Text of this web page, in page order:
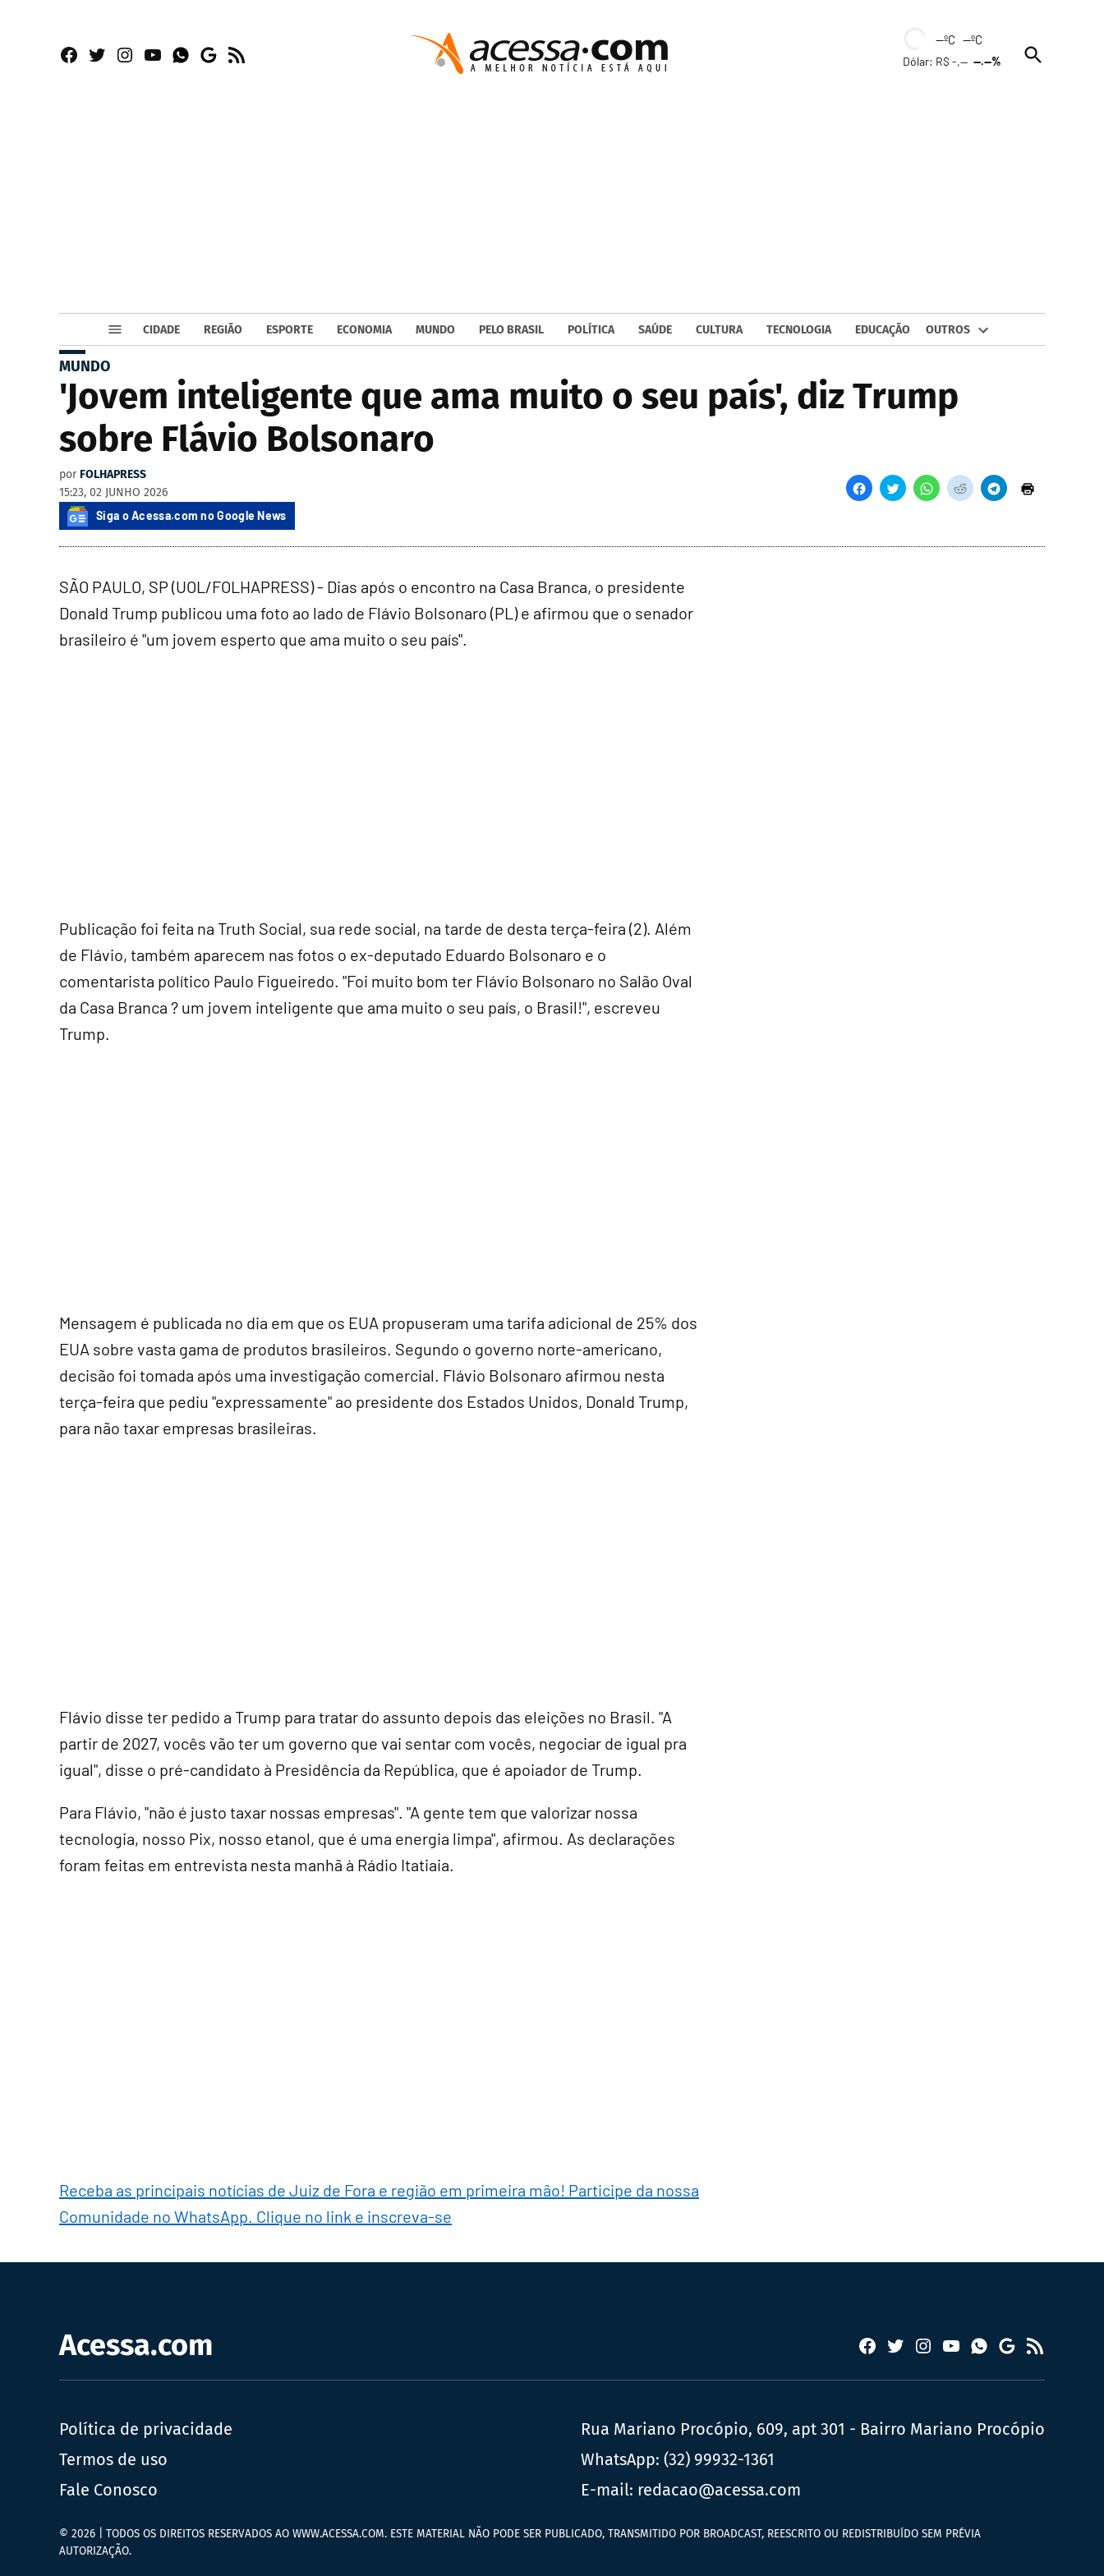
Facebook
TwitterInstagram
YouTubeWhatsapp
Google
RSS
--ºC --ºC
Dólar: R$ -,----.--%
Open
Search
CIDADE REGIÃO ESPORTE ECONOMIA MUNDO PELO BRASIL POLÍTICA SAÚDE CULTURA TECNOLOGIA EDUCAÇÃO OUTROS
MUNDO
'Jovem inteligente que ama muito o seu país', diz Trump
sobre Flávio Bolsonaro
por FOLHAPRESS
15:23, 02 JUNHO 2026
Siga o Acessa.com no Google News
SÃO PAULO, SP (UOL/FOLHAPRESS) - Dias após o encontro na Casa Branca, o presidente
Donald Trump publicou uma foto ao lado de Flávio Bolsonaro (PL) e afirmou que o senador
brasileiro é "um jovem esperto que ama muito o seu país".
Publicação foi feita na Truth Social, sua rede social, na tarde de desta terça-feira (2). Além
de Flávio, também aparecem nas fotos o ex-deputado Eduardo Bolsonaro e o
comentarista político Paulo Figueiredo. "Foi muito bom ter Flávio Bolsonaro no Salão Oval
da Casa Branca ? um jovem inteligente que ama muito o seu país, o Brasil!", escreveu
Trump.
Mensagem é publicada no dia em que os EUA propuseram uma tarifa adicional de 25% dos
EUA sobre vasta gama de produtos brasileiros. Segundo o governo norte-americano,
decisão foi tomada após uma investigação comercial. Flávio Bolsonaro afirmou nesta
terça-feira que pediu "expressamente" ao presidente dos Estados Unidos, Donald Trump,
para não taxar empresas brasileiras.
Flávio disse ter pedido a Trump para tratar do assunto depois das eleições no Brasil. "A
partir de 2027, vocês vão ter um governo que vai sentar com vocês, negociar de igual pra
igual", disse o pré-candidato à Presidência da República, que é apoiador de Trump.
Para Flávio, "não é justo taxar nossas empresas". "A gente tem que valorizar nossa
tecnologia, nosso Pix, nosso etanol, que é uma energia limpa", afirmou. As declarações
foram feitas em entrevista nesta manhã à Rádio Itatiaia.
Receba as principais notícias de Juiz de Fora e região em primeira mão! Participe da nossa
Comunidade no WhatsApp. Clique no link e inscreva-se
Acessa.com Facebook
TwitterInstagram
YouTubeWhatsapp
Google
News
RSS
Política de privacidade
Termos de uso
Fale Conosco
Rua Mariano Procópio, 609, apt 301 - Bairro Mariano Procópio
WhatsApp: (32) 99932-1361
E-mail: redacao@acessa.com
© 2026 | TODOS OS DIREITOS RESERVADOS AO WWW.ACESSA.COM. ESTE MATERIAL NÃO PODE SER PUBLICADO, TRANSMITIDO POR BROADCAST, REESCRITO OU REDISTRIBUÍDO SEM PRÉVIA
AUTORIZAÇÃO.